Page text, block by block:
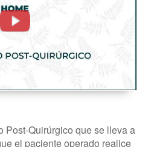
Post-Quirúrgico que se lleva a
el paciente operado realice